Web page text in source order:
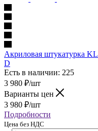
Акриловая штукатурка
D
Есть в наличии: 225
3 980 ₽/шт
Варианты цен
3 980 ₽/шт
Подробности
Цена без НДС